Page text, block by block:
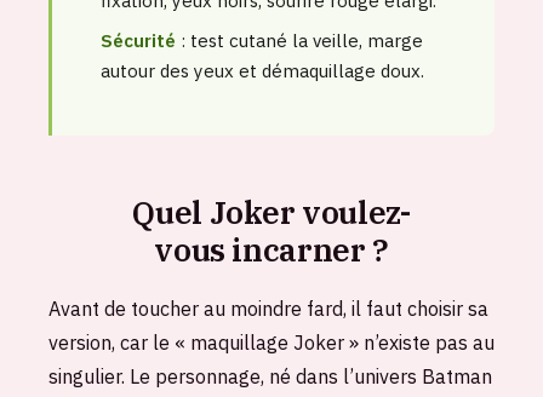
Sécurité : test cutané la veille, marge
autour des yeux et démaquillage doux.
Quel Joker voulez-
vous incarner ?
Avant de toucher au moindre fard, il faut choisir sa
version, car le « maquillage Joker » n’existe pas au
singulier. Le personnage, né dans l’univers Batman